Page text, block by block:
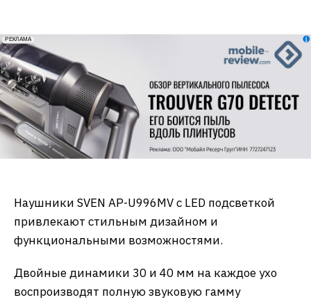
erid: 2VfnxxmNzs5
РЕКЛАМА
Наушники SVEN AP-U996MV с LED подсветкой
привлекают стильным дизайном и
функциональными возможностями.
Двойные динамики 30 и 40 мм на каждое ухо
воспроизводят полную звуковую гамму